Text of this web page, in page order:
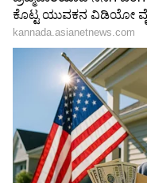
ಬಸವರಾಜ್ ಹೊರಟ್ಟಿ
LATEST VIDEOS
"ರಾಜಕೀಯ ಬೇಡ,
ಕನಕೋತ್ಸವದಲ್ಲಿ
Shetty speech |
ಶೇ.50 ರಿಂದ ಶೇ.18
ಟ್ರಂಪ್ ಐತಿಹಾಸಿಕ